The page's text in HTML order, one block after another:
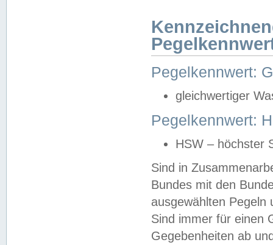
Pegelkennwert:
gleichwertiger
Pegelkennwert:
HSW – höchster
Sind in
Bundes mit den
ausgewählten
Sind immer für einen
Gegebenheiten ab